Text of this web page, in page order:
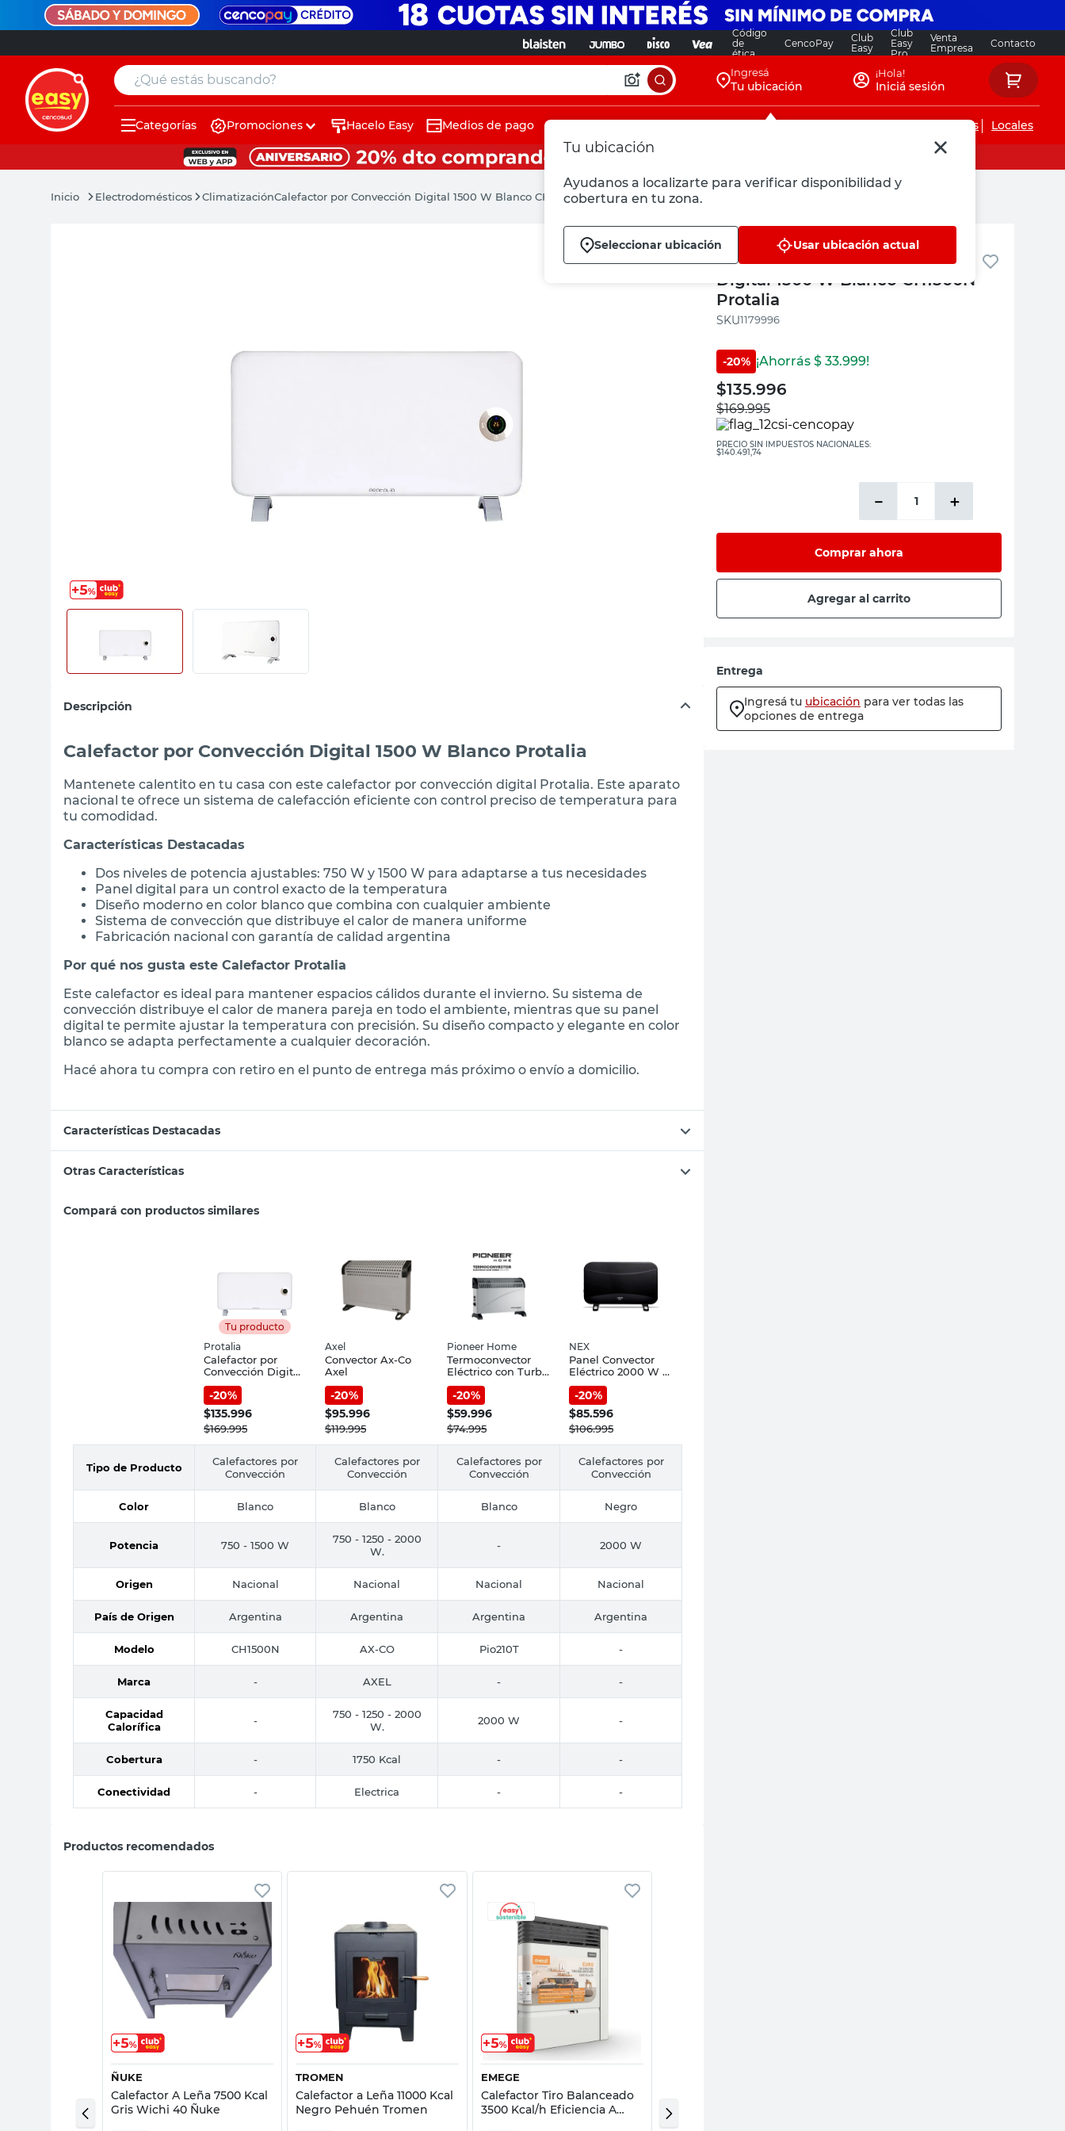
Código
de
ética
CencoPay
Club
Easy
Club
Easy
Pro
Venta
Empresa
Contacto
¿Qué estás buscando? Ingresá
Tu ubicación
Tu ubicación
Ayudanos a localizarte para verificar disponibilidad y
cobertura en tu zona.
Seleccionar ubicación Usar ubicación actual
¡Hola!
Iniciá sesión
Categorías Promociones Hacelo Easy Medios de pago Servicios de instalaciones Locales
Electrodomésticos ClimatizaciónCalefactor por Convección Digital 1500 W Blanco CH1500N Protalia
Descripción
Calefactor por Convección Digital 1500 W Blanco Protalia
Mantenete calentito en tu casa con este calefactor por convección digital Protalia. Este aparato
nacional te ofrece un sistema de calefacción eficiente con control preciso de temperatura para
tu comodidad.
Características Destacadas
Dos niveles de potencia ajustables: 750 W y 1500 W para adaptarse a tus necesidades
Panel digital para un control exacto de la temperatura
Diseño moderno en color blanco que combina con cualquier ambiente
Sistema de convección que distribuye el calor de manera uniforme
Fabricación nacional con garantía de calidad argentina
Por qué nos gusta este Calefactor Protalia
Este calefactor es ideal para mantener espacios cálidos durante el invierno. Su sistema de
convección distribuye el calor de manera pareja en todo el ambiente, mientras que su panel
digital te permite ajustar la temperatura con precisión. Su diseño compacto y elegante en color
blanco se adapta perfectamente a cualquier decoración.
Hacé ahora tu compra con retiro en el punto de entrega más próximo o envío a domicilio.
Características Destacadas
Otras Características
Compará con productos similares
Tu producto
Protalia
Calefactor por
Convección Digital
1500 W Blanco
CH1500N Protalia
-20%
$135.996
$169.995
Axel
Convector Ax-Co
Axel
-20%
$95.996
$119.995
Pioneer Home
Termoconvector
Eléctrico con Turbo
2000 W Blanco
PIO-210T Pioneer
Home
-20%
$59.996
$74.995
NEX
Panel Convector
Eléctrico 2000 W 3
Niveles Negro NEX
-20%
$85.596
$106.995
Tipo de Producto
Calefactores por
Convección
Calefactores por
Convección
Calefactores por
Convección
Calefactores por
Convección
Color Blanco Blanco Blanco Negro
Potencia 750 - 1500 W
750 - 1250 - 2000
W.
- 2000 W
Origen Nacional Nacional Nacional Nacional
País de Origen Argentina Argentina Argentina Argentina
Modelo CH1500N AX-CO Pio210T -
Marca - AXEL - -
Capacidad
Calorífica
-
750 - 1250 - 2000
W.
2000 W -
Cobertura - 1750 Kcal - -
Conectividad - Electrica - -
Productos recomendados
Vista rápida
ÑUKE
Calefactor A Leña 7500 Kcal
Gris Wichi 40 Ñuke
Vista rápida
TROMEN
Calefactor a Leña 11000 Kcal
Negro Pehuén Tromen
EMEGE
Calefactor Tiro Balanceado
3500 Kcal/h Eficiencia A
Kcal/H Cromado To-Cb90C
Qualiti
Protalia
Calefactor por Convección
Digital 1500 W Blanco CH1500N
Protalia
:1179996
-20% ¡Ahorrás $ 33.999!
$135.996
$169.995
PRECIO SIN IMPUESTOS NACIONALES:
$140.491,74
＋
－
Comprar ahora
Agregar al carrito
Entrega
Ingresá tu ubicación para ver todas las
opciones de entrega
muebles